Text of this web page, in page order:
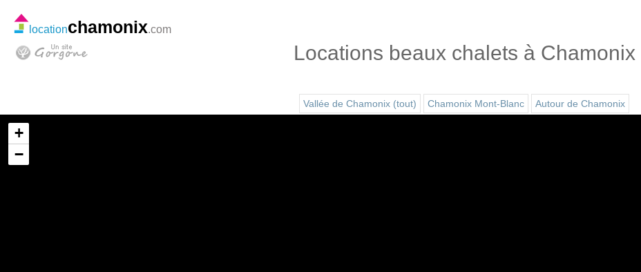
Locations beaux chalets à Chamonix
Vallée de Chamonix (tout) Chamonix Mont-Blanc Autour de Chamonix
locationchamonix.com
+
−